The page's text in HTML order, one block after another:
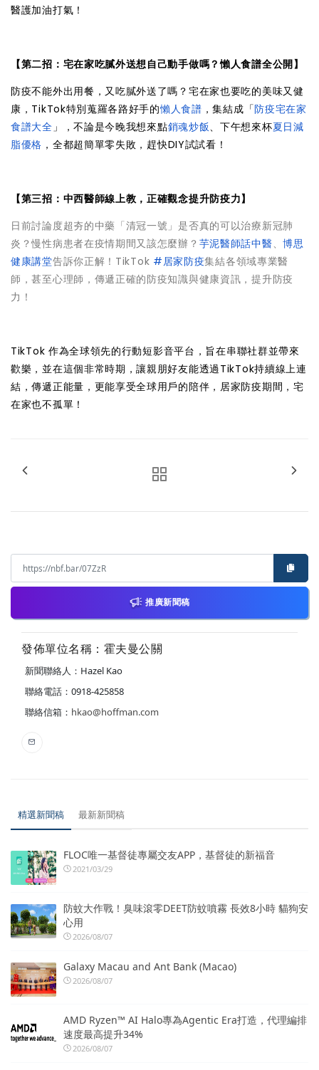
醫護加油打氣！
【第二招：宅在家吃膩外送想自己動手做嗎？懶人食譜全公開】
防疫不能外出用餐，又吃膩外送了嗎？宅在家也要吃的美味又健
康，TikTok特別蒐羅各路好手的懶人食譜 ，集結成「防疫宅在家
食譜大全」，不論是今晚我想來點銷魂炒飯、下午想來杯夏日減
脂優格 ，全都超簡單零失敗，趕快DIY試試看！
【第三招：中西醫師線上教，正確觀念提升防疫力】
日前討論度超夯的中藥「清冠一號」是否真的可以治療新冠肺
炎？慢性病患者在疫情期間又該怎麼辦？ 芋泥醫師話中醫、博思
健康講堂告訴你正解！TikTok #居家防疫集結各領域專業醫
師，甚至心理師，傳遞正確的防疫知識與健康資訊，提升防疫
力！
TikTok 作為全球領先的行動短影音平台，旨在串聯社群並帶來
歡樂，並在這個非常時期，讓親朋好友能透過TikTok持續線上連
結，傳遞正能量，更能享受全球用戶的陪伴，居家防疫期間，宅
在家也不孤單！
推廣新聞稿
發佈單位名稱：霍夫曼公關
新聞聯絡人：Hazel Kao
聯絡電話：0918-425858
聯絡信箱： hkao@hoffman.com
精選新聞稿 最新新聞稿
FLOC唯一基督徒專屬交友APP，基督徒的新福音
2021/03/29
防蚊大作戰！臭味滾零DEET防蚊噴霧 長效8小時 貓狗安
心用
2026/08/07
Galaxy Macau and Ant Bank (Macao)
2026/08/07
AMD Ryzen™ AI Halo專為Agentic Era打造，代理編排
速度最高提升34%
2026/08/07